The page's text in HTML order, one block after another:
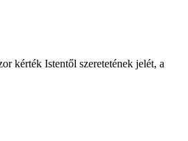
kérték Istentől szeretetének jelét, a